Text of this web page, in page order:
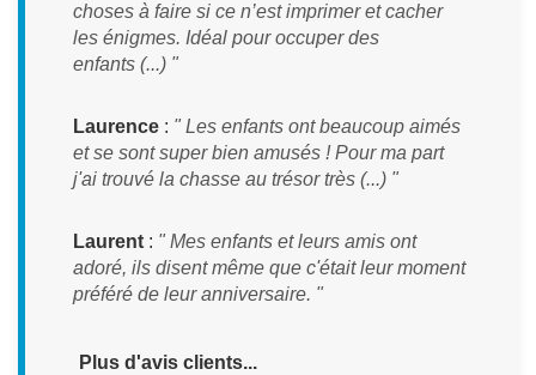
choses à faire si ce n’est imprimer et cacher
les énigmes. Idéal pour occuper des
enfants (...) "
Laurence : " Les enfants ont beaucoup aimés
et se sont super bien amusés ! Pour ma part
j'ai trouvé la chasse au trésor très (...) "
Laurent : " Mes enfants et leurs amis ont
adoré, ils disent même que c'était leur moment
préféré de leur anniversaire. "
Plus d'avis clients...